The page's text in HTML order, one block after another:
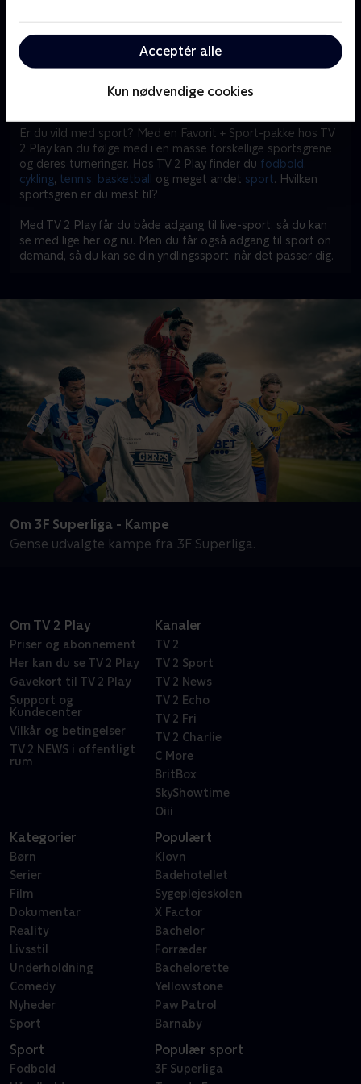
Acceptér alle
Kun nødvendige cookies
livekanaler på TV 2. Derudover kan du fordybe dig i alle on
spændende indhold.
Så hvad venter du på? Gør dig klar til at opleve Superligaen
Er du vild med sport? Med en Favorit + Sport-pakke hos TV
2 Play kan du følge med i en masse forskellige sportsgrene
og deres turneringer. Hos TV 2 Play finder du fodbold,
cykling, tennis, basketball og meget andet sport. Hvilken
sportsgren er du mest til?
Med TV 2 Play får du både adgang til live-sport, så du kan
se med lige her og nu. Men du får også adgang til sport on
demand, så du kan se din yndlingssport, når det passer dig.
Om 3F Superliga - Kampe
Gense udvalgte kampe fra 3F Superliga.
Om TV 2 Play
Priser og abonnement
Her kan du se TV 2 Play
Gavekort til TV 2 Play
Support og
Kundecenter
Vilkår og betingelser
TV 2 NEWS i offentligt
rum
Kanaler
TV 2
TV 2 Sport
TV 2 News
TV 2 Echo
TV 2 Fri
TV 2 Charlie
C More
BritBox
SkyShowtime
Oiii
Kategorier
Børn
Serier
Film
Dokumentar
Reality
Livsstil
Underholdning
Comedy
Nyheder
Sport
Populært
Klovn
Badehotellet
Sygeplejeskolen
X Factor
Bachelor
Forræder
Bachelorette
Yellowstone
Paw Patrol
Barnaby
Sport
Fodbold
Populær sport
3F Superliga